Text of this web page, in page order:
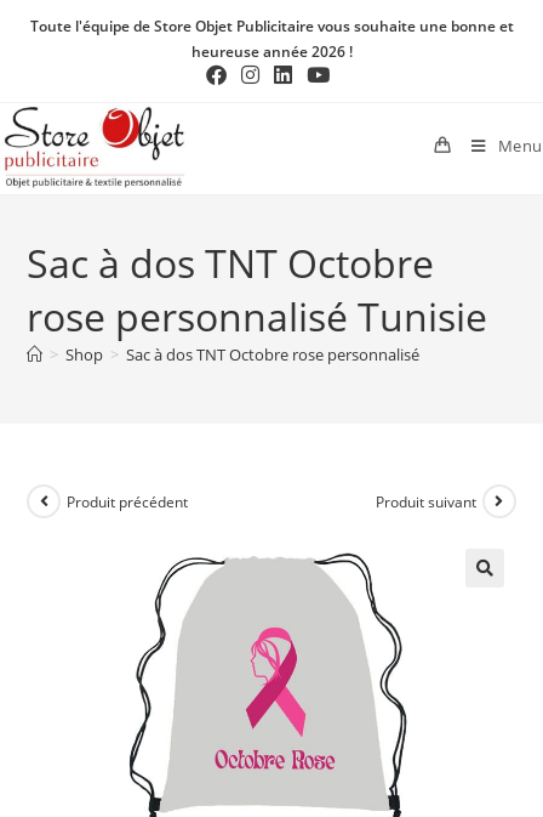
Toute l'équipe de Store Objet Publicitaire vous souhaite une bonne et
heureuse année 2026 !
Menu
Sac à dos TNT Octobre
rose personnalisé Tunisie
> Shop > Sac à dos TNT Octobre rose personnalisé
Produit précédent Produit suivant